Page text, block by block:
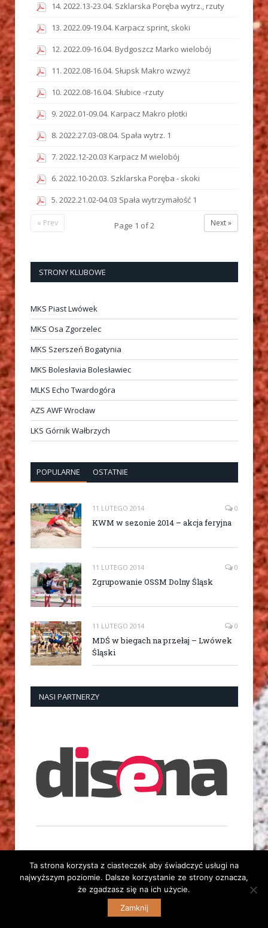
14. 2022.13-23.04. Szklarska Poręba wytrz., rzuty
13. 2022.09-19.04. Karpacz sprint, skoki
12. 2022.09-16.04. Bydgoszcz Marko wielobój
11. 2022.08-16.04. Słupsk Makro wzwyż
10. 2022.08-16.04. Słubice -rzuty
9. 2022.01-09.04. Karpacz Makro płotki
8. 2022.27.03-08.04. Spała wytrz. 1
7. 2022.12-20.03 Karpacz M wielobój
6. 2022.10-20.03. Szklarska Poręba - skoki
5. 2022.21.02-04.03 Spała wytrzymałość 1
Next »
Page 1 of2
« Prev
STRONY KLUBOWE
MKS Piast Lwówek
MKS Osa Zgorzelec
MKS Szerszeń Bogatynia
MKS Bolesłavia Bolesławiec
MLKS Echo Twardogóra
AZS AWF Wrocław
LKS Górnik Wałbrzych
POPULARNE OSTATNIE
11 LUTEGO 2014 0
KWM w sezonie 2014 – akcja feryjna
11 LUTEGO 2014 0
Zgrupowanie OSSM Dolny Śląsk
11 LUTEGO 2014 0
MDŚ w biegach na przełaj – Lwówek
Śląski
NASI PARTNERZY
© 2014 Dolnośląski Związek Lekkiej Atletyki. Wszelkie
prawa zastrzeżone. | Stara strona:
Ta strona korzysta z ciasteczek aby świadczyć usługi na
najwyższym poziomie. Dalsze korzystanie ze strony oznacza,
że zgadzasz się na ich użycie.
Zamknij